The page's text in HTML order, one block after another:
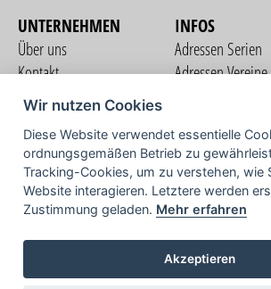
UNTERNEHMEN
Über uns
Kontakt
Nutzungsbedingungen
Datenschutzerklärung
Impressum
INFOS
Adressen Serien
Adressen Vereine
COMMUNITY
TV
Wir nutzen Cookies
Diese Website verwendet essentielle
ordnungsgemäßen Betrieb zu
Tracking-Cookies, um zu verstehen, wie
Website interagieren. Letztere werden
Zustimmung geladen. Mehr erfahren
Akzeptieren